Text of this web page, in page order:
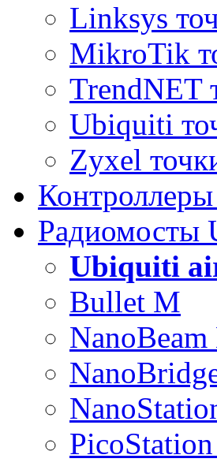
Linksys
MikroTik
TrendNET
Ubiquiti
Zyxel
Радиомосты
Ubiquiti
Bullet M